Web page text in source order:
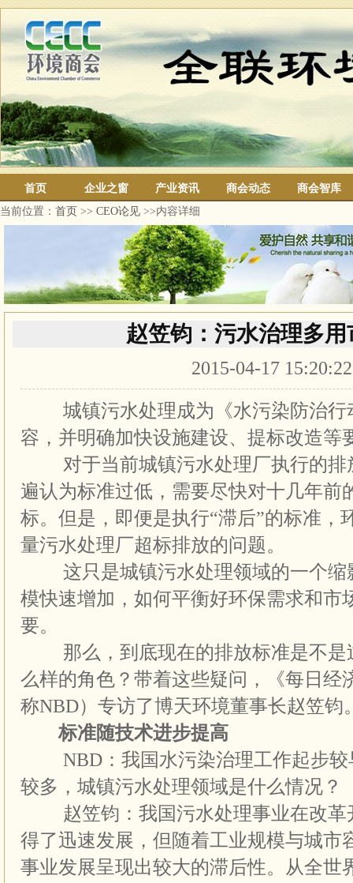
首页 企业之窗 产业资讯 商会动态
商会智库
当前位置： 首页 >> CEO论见 >>内容详细
赵笠钧：污水治理多
2015-04-17
城镇污水处理成为《水污染防治行
容，并明确加快设施建设、提标改造等
对于当前城镇污水处理厂执行的排
遍认为标准过低，需要尽快对十几年前
标。但是，即便是执行“滞后”的标准，
量污水处理厂超标排放的问题。
这只是城镇污水处理领域的一个缩
模快速增加，如何平衡好环保需求和市
要。
那么，到底现在的排放标准是不是
么样的角色？带着这些疑问，《每日经
称NBD）专访了博天环境董事长赵笠钧
标准随技术进步提高
NBD：我国水污染治理工作起步较
较多，城镇污水处理领域是什么情况？
赵笠钧：我国污水处理事业在改革
得了迅速发展，但随着工业规模与城市
事业发展呈现出较大的滞后性。从全世